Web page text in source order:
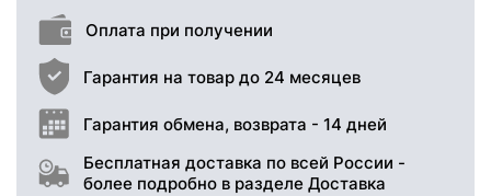
Оплата при получении
Гарантия на товар до 24 месяцев
Гарантия обмена, возврата - 14 дней
Бесплатная доставка по всей России -
более подробно в разделе Доставка